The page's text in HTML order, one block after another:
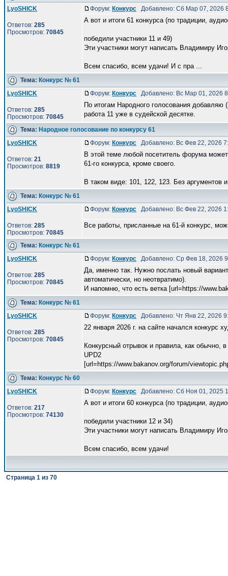
LyoSHICK
Ответов: 285
Просмотров: 70845
Форум: Конкурс Добавлено: Сб Мар 07, 2026
А вот и итоги 61 конкурса (по традиции,
победили участники 11 и 49)
Эти участники могут написать Владимиру
Всем спасибо, всем удачи! И с пра ...
Тема: Конкурс № 61
LyoSHICK
Ответов: 285
Просмотров: 70845
Форум: Конкурс Добавлено: Вс Мар 01, 2026
По итогам Народного голосования
работа 11 уже в судейской десятке.
Тема: Народное голосование по конкурсу 61
LyoSHICK
Ответов: 21
Просмотров: 8819
Форум: Конкурс Добавлено: Вс Фев 22, 2026
В этой теме любой посетитель форума
61-го конкурса, кроме своего.
В таком виде: 101, 122, 123. Без аргументов
Тема: Конкурс № 61
LyoSHICK
Ответов: 285
Просмотров: 70845
Форум: Конкурс Добавлено: Вс Фев 22, 2026
Все работы, присланные на 61-й конкурс,
Тема: Конкурс № 61
LyoSHICK
Ответов: 285
Просмотров: 70845
Форум: Конкурс Добавлено: Ср Фев 18, 2026
Да, именно так. Нужно послать новый
автоматически, но неотвратимо).
И напомню, что есть ветка [url=https://
Тема: Конкурс № 61
LyoSHICK
Ответов: 285
Просмотров: 70845
Форум: Конкурс Добавлено: Чт Янв 22, 2026
22 января 2026 г. на сайте начался конкурс
Конкурсный отрывок и правила, как обычно,
UPD2
[url=https://www.bakanov.org/forum/
Тема: Конкурс № 60
LyoSHICK
Ответов: 217
Просмотров: 74130
Форум: Конкурс Добавлено: Сб Ноя 01, 2025
А вот и итоги 60 конкурса (по традиции,
победили участники 12 и 34)
Эти участники могут написать Владимиру
Всем спасибо, всем удачи!
Страница 1 из 70